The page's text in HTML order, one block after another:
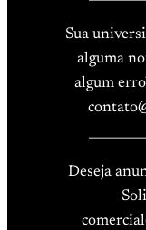
Sua
alguma
algum
Deseja